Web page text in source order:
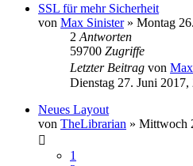
SSL für mehr Sicherheit
von Max Sinister» Montag
2 Antworten
59700 Zugriffe
Letzter Beitrag von
Dienstag 27. Juni 2017,
Neues Layout
von TheLibrarian » Mittwoch
1